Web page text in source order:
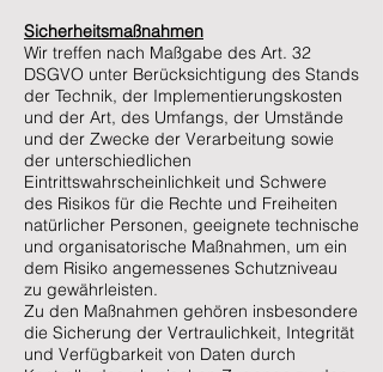
Sicherheitsmaßnahmen
Wir treffen nach Maßgabe des Art. 32
DSGVO unter Berücksichtigung des Stands
der Technik, der Implementierungskosten
und der Art, des Umfangs, der Umstände
und der Zwecke der Verarbeitung sowie
der unterschiedlichen
Eintrittswahrscheinlichkeit und Schwere
des Risikos für die Rechte und Freiheiten
natürlicher Personen, geeignete technische
und organisatorische Maßnahmen, um ein
dem Risiko angemessenes Schutzniveau
zu gewährleisten.
Zu den Maßnahmen gehören insbesondere
die Sicherung der Vertraulichkeit, Integrität
und Verfügbarkeit von Daten durch